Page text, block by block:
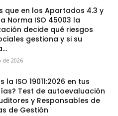
que en los Apartados 4.3 y
Norma ISO 45003 la
decide qué riesgos
gestiona y si su
de 2026
la ISO 19011:2026 en tus
Test de autoevaluación
y Responsables de
de Gestión